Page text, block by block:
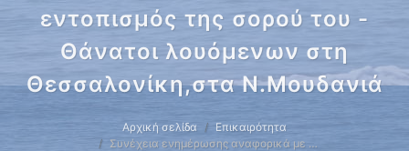
εντοπισμός της σορού του -
Θάνατοι λουόμενων στη
Θεσσαλονίκη,στα Ν.Mουδανιά
Αρχική σελίδα
Επικαιρότητα
Συνέχεια ενημέρωσης αναφορικά με …